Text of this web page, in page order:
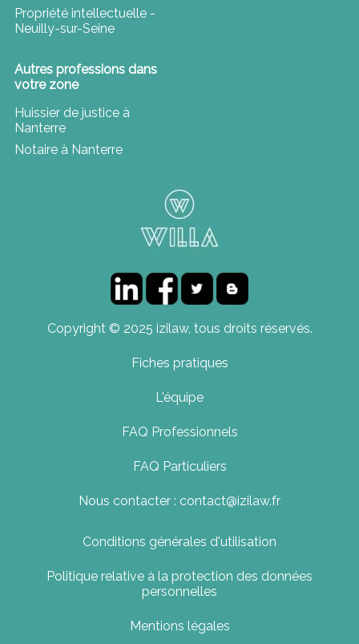
Propriété intellectuelle -
Neuilly-sur-Seine
Autres professions dans
votre zone
Huissier de justice à
Nanterre
Notaire à Nanterre
Copyright © 2025 izilaw, tous droits réservés.
Fiches pratiques
L'équipe
FAQ Professionnels
FAQ Particuliers
Nous contacter : contact@izilaw.fr
Conditions générales d'utilisation
Politique relative à la protection des données
personnelles
Mentions légales